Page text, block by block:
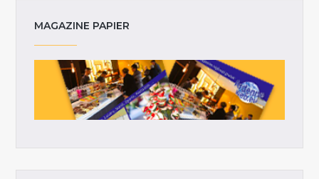
MAGAZINE PAPIER